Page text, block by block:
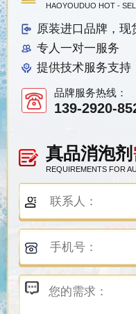
真品消泡剂
REQUIREMENTS FOR
HAOYOUDUO HOT -
原装进口品牌，现
专人一对一服务
提供技术服务支持
品牌服务热线：
139-2920-